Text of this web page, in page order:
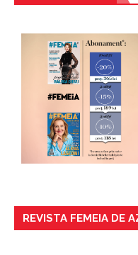
REVISTA FEMEIA DE